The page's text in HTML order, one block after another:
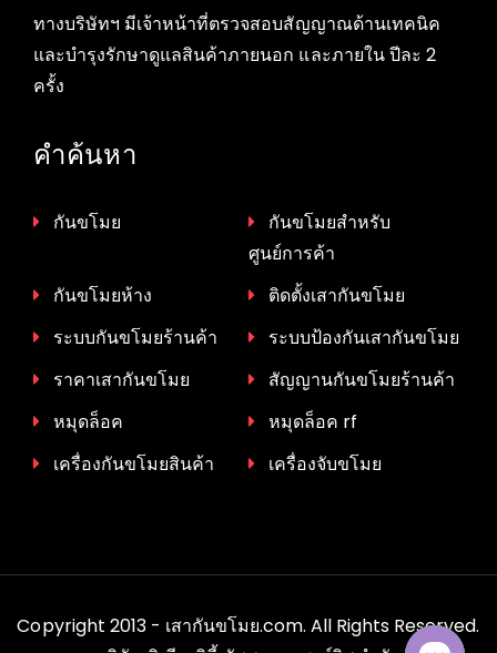
ทางบริษัทฯ มีเจ้าหน้าที่ตรวจสอบสัญญาณด้านเทคนิค
และบำรุงรักษาดูแลสินค้าภายนอก และภายใน ปีละ 2
ครั้ง
คำค้นหา
กันขโมย
กันขโมยสำหรับ
ศูนย์การค้า
กันขโมยห้าง
ติดตั้งเสากันขโมย
ระบบกันขโมยร้านค้า
ระบบป้องกันเสากันขโมย
ราคาเสากันขโมย
สัญญานกันขโมยร้านค้า
หมุดล็อค
หมุดล็อค rf
เครื่องกันขโมยสินค้า
เครื่องจับขโมย
Copyright 2013 - เสากันขโมย.com. All Rights Reserved.